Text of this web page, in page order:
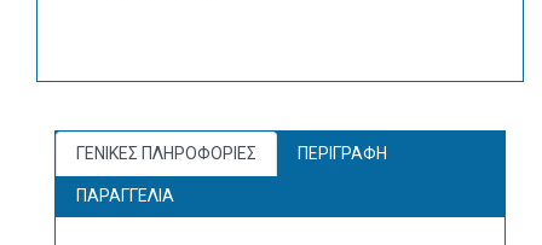
ΓΕΝΙΚΕΣ ΠΛΗΡΟΦΟΡΙΕΣ ΠΕΡΙΓΡΑΦΗ
ΠΑΡΑΓΓΕΛΙΑ